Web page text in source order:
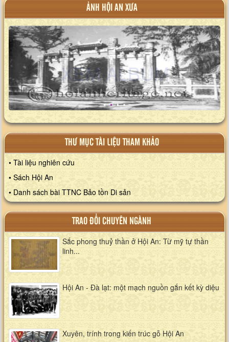
ẢNH HỘI AN XƯA
XEM ALBUM
THƯ MỤC TÀI LIỆU THAM KHẢO
• Tài liệu nghiên cứu
• Sách Hội An
• Danh sách bài TTNC Bảo tồn Di sản
TRAO ĐỔI CHUYÊN NGÀNH
Sắc phong thuỷ thần ở Hội An: Từ mỹ tự thần
linh...
Hội An - Đà lạt: một mạch nguồn gắn kết kỳ diệu
Xuyên, trính trong kiến trúc gỗ Hội An